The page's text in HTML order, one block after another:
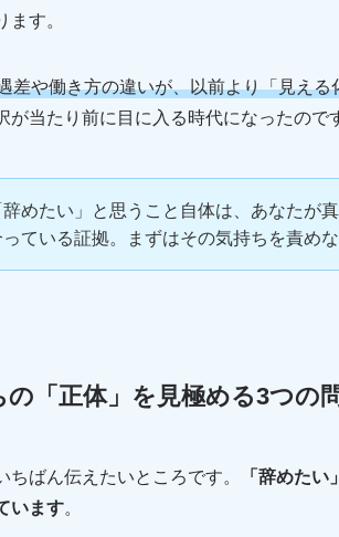
ます。
差や働き方の違いが、以前より「見える
が当たり前に目に入る時代になったので
辞めたい」と思うこと自体は、あなたが
ている証拠。まずはその気持ちを責めな
「正体」を見極める3つの
ちばん伝えたいところです。
「辞めた
います。